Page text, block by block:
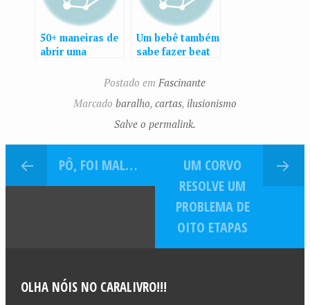
50+ maneiras de
abrir uma
Um bebê também
sabe fazer beat
Postado emFascinante
Marcado baralho, cartas, ilusionismo
Salve o permalink.
PÔ, FOI MAL…
UM CORVO
RESOLVE UM
PROBLEMA DE
OITO ETAPAS
OLHA NÓIS NO CARALIVRO!!!